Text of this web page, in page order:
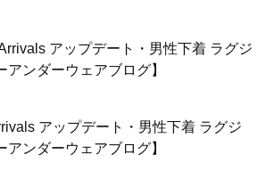
Arrivals アップデート・男性下着 ラグジ
アンダーウェアブログ】
アップデート・男性下着 ラグジ
アンダーウェアブログ】